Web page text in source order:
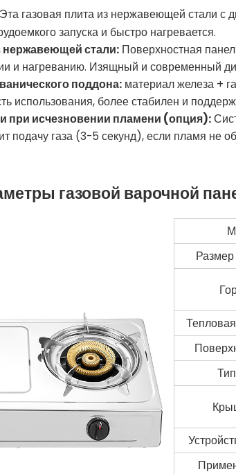
газовая плита из нержавеющей стали с
запуска и быстро нагревается.
нержавеющей стали: Поверхностная
и нагреванию. Изящный и современный
поддона:материал железа +
использования, более стабилен и
при исчезновении пламени (опция):
подачу газа (3-5 секунд), если пламя не
газовой варочной